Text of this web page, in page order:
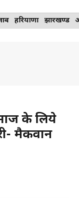
हरियाणा झारखण्ड
के लिये
मैकवान